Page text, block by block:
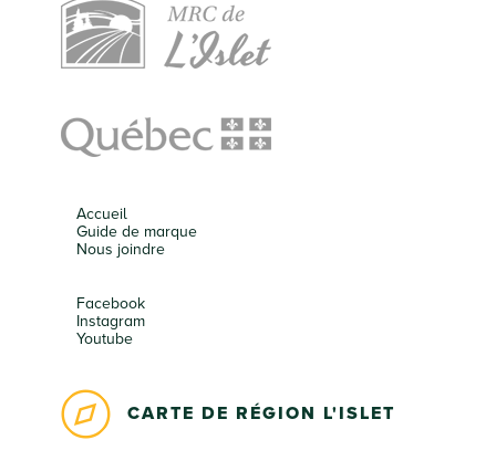
Accueil
Guide de marque
Nous joindre
Facebook
Instagram
Youtube
CARTE DE RÉGION L'ISLET